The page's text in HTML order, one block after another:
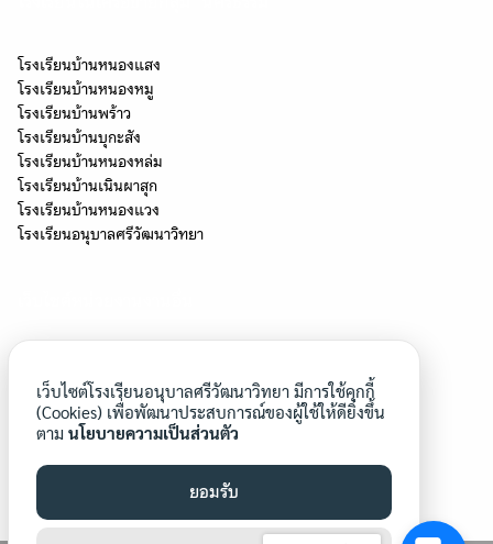
โรงเรียนบ้านหนองแสง
โรงเรียนบ้านหนองหมู
โรงเรียนบ้านพร้าว
โรงเรียนบ้านบุกะสัง
โรงเรียนบ้านหนองหล่ม
โรงเรียนบ้านเนินผาสุก
โรงเรียนบ้านหนองแวง
โรงเรียนอนุบาลศรีวัฒนาวิทยา
โรงเรียนประชารัฐ
โครงการยุวทูตความดี
โรงเรียนวิถีพุทธ
โรงเรียนคุณภาพของชุมชน
เว็บไซต์โรงเรียนอนุบาลศรีวัฒนาวิทยา มีการใช้คุกกี้
(Cookies) เพื่อพัฒนาประสบการณ์ของผู้ใช้ให้ดียิ่งขึ้น
ตาม นโยบายความเป็นส่วนตัว
ยอมรับ